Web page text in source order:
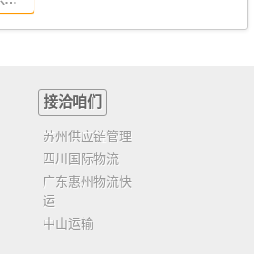
接洽咱们
苏州供应链管理
四川国际物流
广东惠州物流快
运
中山运输